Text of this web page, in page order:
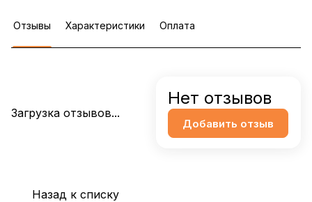
Отзывы Характеристики Оплата
Загрузка отзывов...
Нет отзывов
Добавить отзыв
Назад к списку